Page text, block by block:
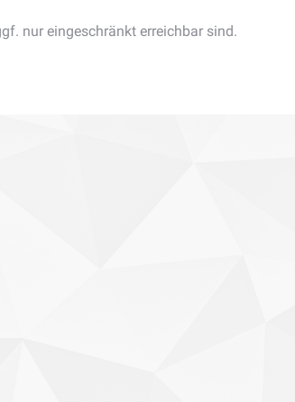
nur eingeschränkt erreichbar sind.